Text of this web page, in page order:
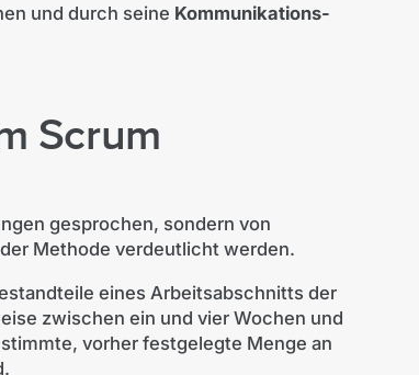
und durch seine Kommunikations-
Scrum
gesprochen, sondern von
Methode verdeutlicht werden.
eines Arbeitsabschnitts der
zwischen ein und vier Wochen und
vorher festgelegte Menge an